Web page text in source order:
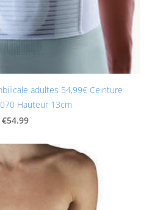
adultes 54,99€ Ceinture
Hauteur 13cm
€54.99